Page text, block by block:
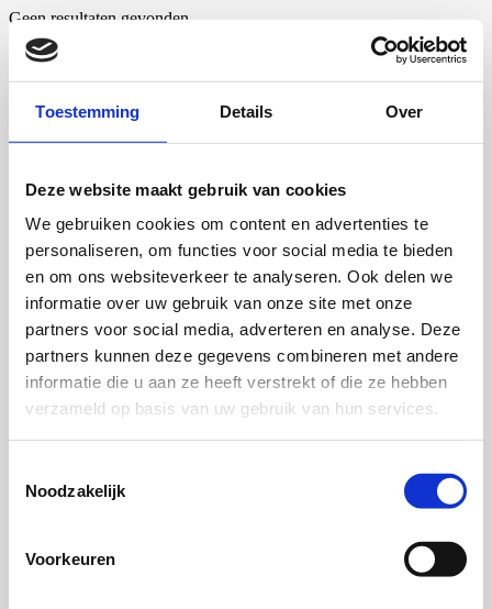
Toestemming Details Over
Deze website maakt gebruik van cookies
We gebruiken cookies om content en advertenties te
personaliseren, om functies voor social media te bieden
en om ons websiteverkeer te analyseren. Ook delen we
informatie over uw gebruik van onze site met onze
partners voor social media, adverteren en analyse. Deze
partners kunnen deze gegevens combineren met andere
informatie die u aan ze heeft verstrekt of die ze hebben
verzameld op basis van uw gebruik van hun services.
Noodzakelijk
Voorkeuren
Geen resultaten gevonden.